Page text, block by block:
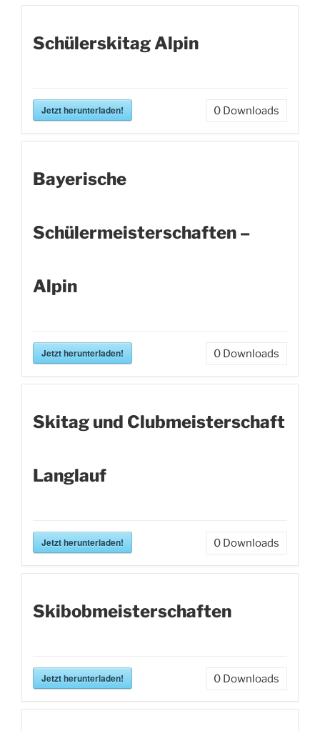
Schülerskitag Alpin
Jetzt herunterladen! 0 Downloads
Bayerische
Schülermeisterschaften –
Alpin
Jetzt herunterladen! 0 Downloads
Skitag und Clubmeisterschaft
Langlauf
Jetzt herunterladen! 0 Downloads
Skibobmeisterschaften
Jetzt herunterladen! 0 Downloads